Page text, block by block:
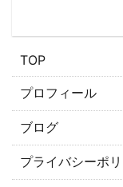
​TOP
プロフィール
ブログ
プライバシーポ